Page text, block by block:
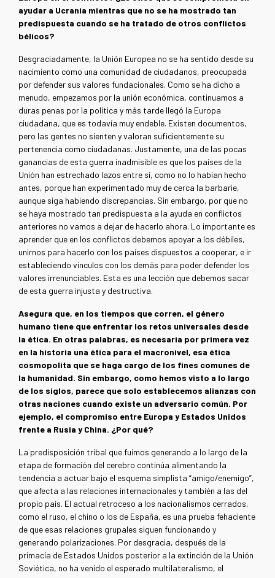
ayudar a Ucrania mientras que no se ha mostrado tan
predispuesta cuando se ha tratado de otros conflictos
bélicos?
Desgraciadamente, la Unión Europea no se ha sentido desde su
nacimiento como una comunidad de ciudadanos, preocupada
por defender sus valores fundacionales. Como se ha dicho a
menudo, empezamos por la unión económica, continuamos a
duras penas por la política y más tarde llegó la Europa
ciudadana, que es todavía muy endeble. Existen documentos,
pero las gentes no sienten y valoran suficientemente su
pertenencia como ciudadanas. Justamente, una de las pocas
ganancias de esta guerra inadmisible es que los países de la
Unión han estrechado lazos entre sí, como no lo habían hecho
antes, porque han experimentado muy de cerca la barbarie,
aunque siga habiendo discrepancias. Sin embargo, por que no
se haya mostrado tan predispuesta a la ayuda en conflictos
anteriores no vamos a dejar de hacerlo ahora. Lo importante es
aprender que en los conflictos debemos apoyar a los débiles,
unirnos para hacerlo con los países dispuestos a cooperar, e ir
estableciendo vínculos con los demás para poder defender los
valores irrenunciables. Esta es una lección que debemos sacar
de esta guerra injusta y destructiva.
Asegura que, en los tiempos que corren, el género
humano tiene que enfrentar los retos universales desde
la ética. En otras palabras, es necesaria por primera vez
en la historia una ética para el macronivel, esa ética
cosmopolita que se haga cargo de los fines comunes de
la humanidad. Sin embargo, como hemos visto a lo largo
de los siglos, parece que solo establecemos alianzas con
otras naciones cuando existe un adversario común. Por
ejemplo, el compromiso entre Europa y Estados Unidos
frente a Rusia y China. ¿Por qué?
La predisposición tribal que fuimos generando a lo largo de la
etapa de formación del cerebro continúa alimentando la
tendencia a actuar bajo el esquema simplista “amigo/enemigo”,
que afecta a las relaciones internacionales y también a las del
propio país. El actual retroceso a los nacionalismos cerrados,
como el ruso, el chino o los de España, es una prueba fehaciente
de que esas relaciones grupales siguen funcionando y
generando polarizaciones. Por desgracia, después de la
primacía de Estados Unidos posterior a la extinción de la Unión
Soviética, no ha venido el esperado multilateralismo, el